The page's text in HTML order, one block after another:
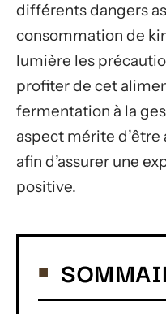
différents dangers
consommation de
lumière les
profiter de cet
fermentation à la
aspect mérite
afin d’assurer une
positive.